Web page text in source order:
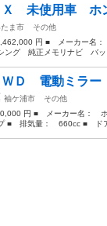
Ｘ 未使用車 ホ
ま市
その他
円 ■ メーカー名
グ 純正メモリナビ バッ
Ｄ 電動ミラー
袖ケ浦市
その他
円 ■ メーカー名：
■ 排気量： 660cc ■ ドア